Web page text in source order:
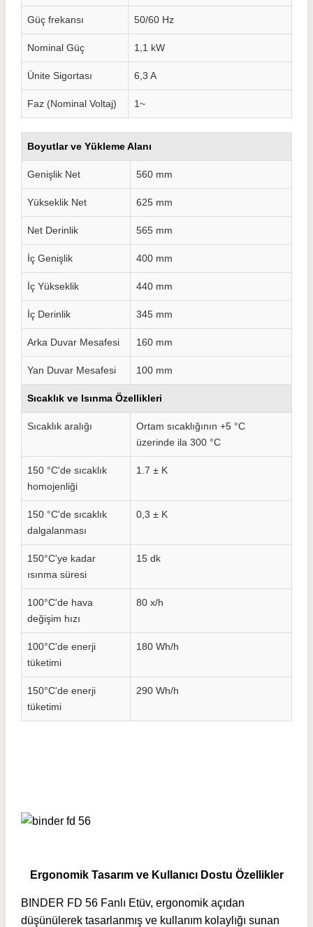
Güç frekansı 50/60 Hz
Nominal Güç 1,1 kW
Ünite Sigortası 6,3 A
Faz (Nominal Voltaj) 1~
Boyutlar ve Yükleme Alanı
Genişlik Net 560 mm
Yükseklik Net 625 mm
Net Derinlik 565 mm
İç Genişlik 400 mm
İç Yükseklik 440 mm
İç Derinlik 345 mm
Arka Duvar Mesafesi 160 mm
Yan Duvar Mesafesi 100 mm
Sıcaklık ve Isınma Özellikleri
Sıcaklık aralığı
Ortam sıcaklığının +5 °C
üzerinde ila 300 °C
150 °C'de sıcaklık
homojenliği
1.7 ± K
150 °C'de sıcaklık
dalgalanması
0,3 ± K
150°C'ye kadar
ısınma süresi
15 dk
100°C'de hava
değişim hızı
80 x/h
100°C'de enerji
tüketimi
180 Wh/h
150°C'de enerji
tüketimi
290 Wh/h
Ergonomik Tasarım ve Kullanıcı Dostu Özellikler
BINDER FD 56 Fanlı Etüv, ergonomik açıdan
düşünülerek tasarlanmış ve kullanım kolaylığı sunan